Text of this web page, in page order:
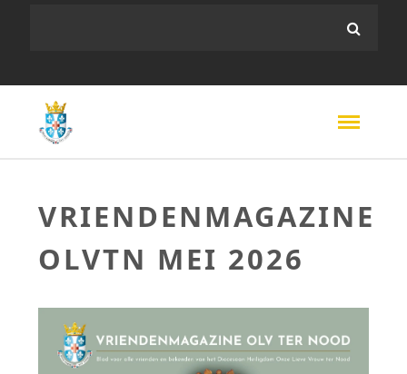
VRIENDENMAGAZINE
OLVTN MEI 2026